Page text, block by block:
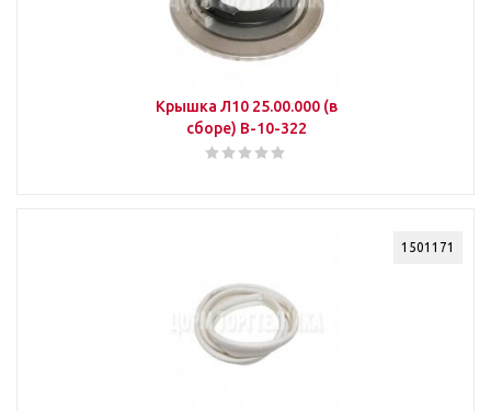
Крышка Л10 25.00.000 (в
сборе) В-10-322
1501171